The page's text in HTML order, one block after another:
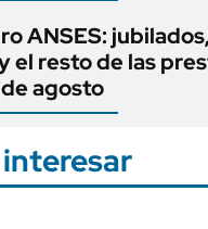
ANSES:
el resto de las
agosto